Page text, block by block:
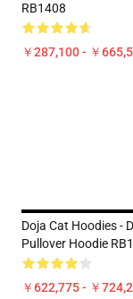
RB1408
￥287,100 - ￥
Doja Cat Hoodies -
Pullover Hoodie
￥622,775 - ￥